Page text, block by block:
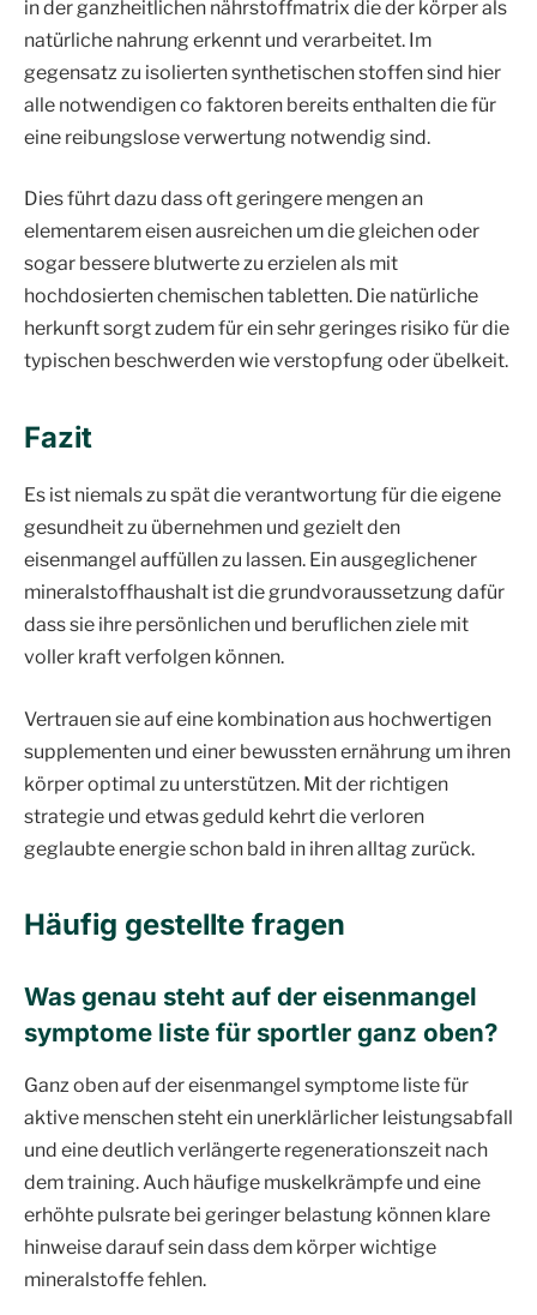
in der ganzheitlichen nährstoffmatrix die der körper als
natürliche nahrung erkennt und verarbeitet. Im
gegensatz zu isolierten synthetischen stoffen sind hier
alle notwendigen co faktoren bereits enthalten die für
eine reibungslose verwertung notwendig sind.
Dies führt dazu dass oft geringere mengen an
elementarem eisen ausreichen um die gleichen oder
sogar bessere blutwerte zu erzielen als mit
hochdosierten chemischen tabletten. Die natürliche
herkunft sorgt zudem für ein sehr geringes risiko für die
typischen beschwerden wie verstopfung oder übelkeit.
Fazit
Es ist niemals zu spät die verantwortung für die eigene
gesundheit zu übernehmen und gezielt den
eisenmangel auffüllen zu lassen. Ein ausgeglichener
mineralstoffhaushalt ist die grundvoraussetzung dafür
dass sie ihre persönlichen und beruflichen ziele mit
voller kraft verfolgen können.
Vertrauen sie auf eine kombination aus hochwertigen
supplementen und einer bewussten ernährung um ihren
körper optimal zu unterstützen. Mit der richtigen
strategie und etwas geduld kehrt die verloren
geglaubte energie schon bald in ihren alltag zurück.
Häufig gestellte fragen
Was genau steht auf der eisenmangel
symptome liste für sportler ganz oben?
Ganz oben auf der eisenmangel symptome liste für
aktive menschen steht ein unerklärlicher leistungsabfall
und eine deutlich verlängerte regenerationszeit nach
dem training. Auch häufige muskelkrämpfe und eine
erhöhte pulsrate bei geringer belastung können klare
hinweise darauf sein dass dem körper wichtige
mineralstoffe fehlen.